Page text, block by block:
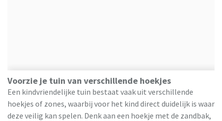
Voorzie je tuin van verschillende hoekjes
Een kindvriendelijke tuin bestaat vaak uit verschillende
hoekjes of zones, waarbij voor het kind direct duidelijk is waar
deze veilig kan spelen. Denk aan een hoekje met de zandbak,